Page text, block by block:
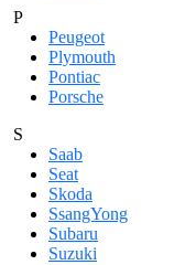
P
Peugeot
Plymouth
Pontiac
Porsche
S
Saab
Seat
Skoda
SsangYong
Subaru
Suzuki